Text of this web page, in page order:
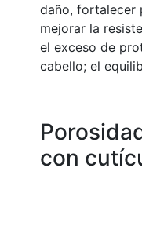
daño, fortalecer
mejorar la
el exceso de
cabello; el
con